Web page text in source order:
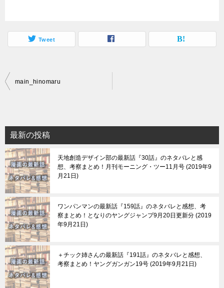
Tweet
投
ビ
ゲ
ー
シ
ョ
ン
main_hinomaru
最新の投稿
天地創造デザイン部の最新話『30話』のネタバレと感
想、考察まとめ！月刊モーニング・ツー11月号 2019年9
月21日
ワンパンマンの最新話『159話』のネタバレと感想、考
察まとめ！となりのヤングジャンプ9月20日更新分 2019
年9月21日
＋チック姉さんの最新話『191話』のネタバレと感想、
考察まとめ！ヤングガンガン19号 2019年9月21日